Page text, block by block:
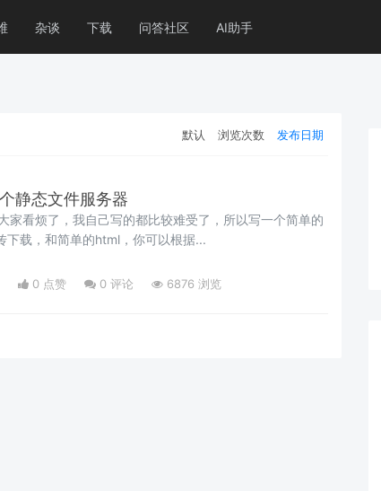
杂谈 下载 问答社区 AI助手
默认 浏览次数 发布日期
静态文件服务器
家看烦了，我自己写的都比较难受了，所以写一个简单的
下载，和简单的html，你可以根据...
0 点赞 0 评论 6876 浏览